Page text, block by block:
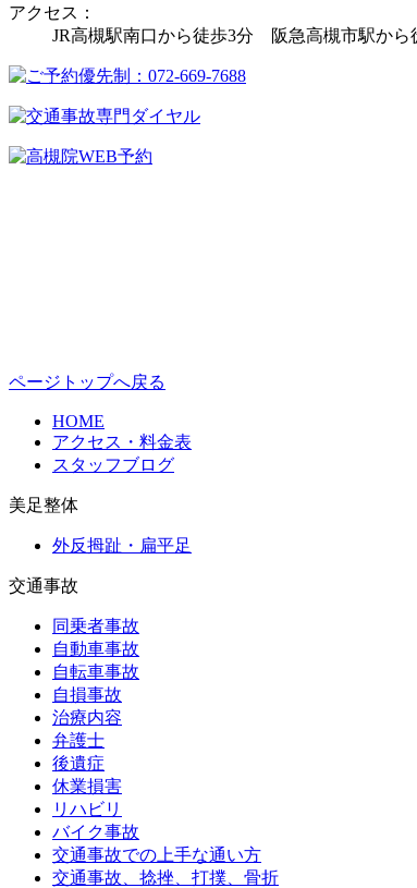
アクセス：
JR高槻駅南口から徒歩3分 阪急高槻市駅から
ページトップへ戻る
HOME
アクセス・料金表
スタッフブログ
美足整体
外反拇趾・扁平足
交通事故
同乗者事故
自動車事故
自転車事故
自損事故
治療内容
弁護士
後遺症
休業損害
リハビリ
バイク事故
交通事故での上手な通い方
交通事故、捻挫、打撲、骨折